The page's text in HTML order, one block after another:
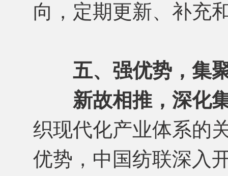
向，定期更新、补充
五、强优势，集
新故相推，深化
织现代化产业体系的
优势，中国纺联深入